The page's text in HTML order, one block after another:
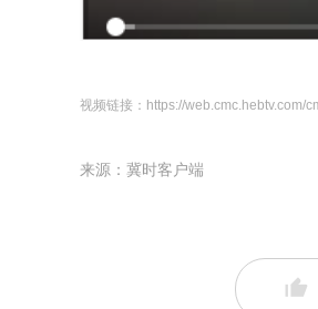
视频链接：https://web.cmc.hebtv.com/
来源：冀时客户端